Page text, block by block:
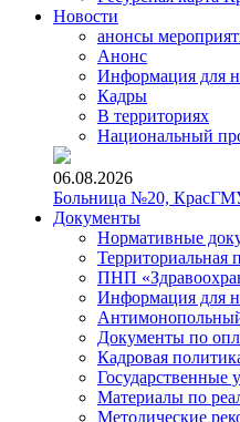
Новости
анонсы
Анонс
Информация для
Кадры
В территориях
Национальный
06.08.2026
Больница №20,
Документы
Нормативные
Территориальная
ПНП
Информация для
Документы по
Кадровая
Государственные
Материалы по
Методические